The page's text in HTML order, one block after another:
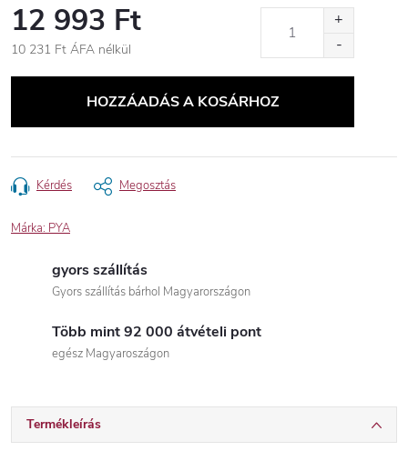
12 993 Ft
10 231 Ft ÁFA nélkül
HOZZÁADÁS A KOSÁRHOZ
Kérdés Megosztás
Márka: PYA
gyors szállítás
Gyors szállítás bárhol Magyarországon
Több mint 92 000 átvételi pont
egész Magyaroszágon
Termékleírás